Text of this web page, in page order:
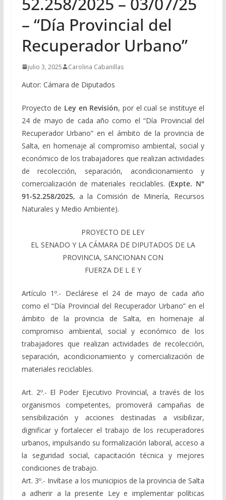
– “Día Provincial del
Recuperador Urbano”
julio 3, 2025 Carolina Cabanillas
Autor: Cámara de Diputados
Proyecto de Ley en Revisión, por el cual se instituye el
24 de mayo de cada año como el “Día Provincial del
Recuperador Urbano” en el ámbito de la provincia de
Salta, en homenaje al compromiso ambiental, social y
económico de los trabajadores que realizan actividades
de recolección, separación, acondicionamiento y
comercialización de materiales reciclables. (Expte. N°
91-52.258/2025, a la Comisión de Minería, Recursos
Naturales y Medio Ambiente).
PROYECTO DE LEY
EL SENADO Y LA CÁMARA DE DIPUTADOS DE LA
PROVINCIA, SANCIONAN CON
FUERZA DE L E Y
Artículo 1º.- Declárese el 24 de mayo de cada año
como el “Día Provincial del Recuperador Urbano” en el
ámbito de la provincia de Salta, en homenaje al
compromiso ambiental, social y económico de los
trabajadores que realizan actividades de recolección,
separación, acondicionamiento y comercialización de
materiales reciclables.
Art. 2º.- El Poder Ejecutivo Provincial, a través de los
organismos competentes, promoverá campañas de
sensibilización y acciones destinadas a visibilizar,
dignificar y fortalecer el trabajo de los recuperadores
urbanos, impulsando su formalización laboral, acceso a
la seguridad social, capacitación técnica y mejores
condiciones de trabajo.
Art. 3º.- Invítase a los municipios de la provincia de Salta
a adherir a la presente Ley e implementar políticas